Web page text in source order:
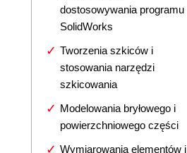
dostosowywania programu
SolidWorks
Tworzenia szkiców i
stosowania narzędzi
szkicowania
Modelowania bryłowego i
powierzchniowego części
Wymiarowania elementów i